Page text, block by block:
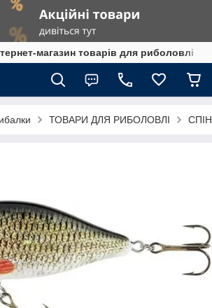
магазин товарів для риболовлі
ТОВАРИ ДЛЯ РИБОЛОВЛІ